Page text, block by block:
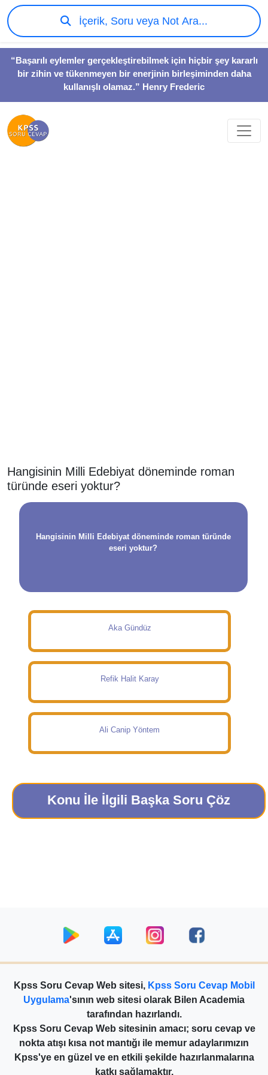
“Başarılı eylemler gerçekleştirebilmek için hiçbir şey kararlı
bir zihin ve tükenmeyen bir enerjinin birleşiminden daha
kullanışlı olamaz.” Henry Frederic
İçerik, Soru veya Not Ara...
Hangisinin Milli Edebiyat döneminde roman
türünde eseri yoktur?
Hangisinin Milli Edebiyat döneminde roman türünde
eseri yoktur?
Aka Gündüz
Refik Halit Karay
Ali Canip Yöntem
Konu İle İlgili Başka Soru Çöz
Kpss Soru Cevap Web sitesi, Kpss Soru Cevap Mobil
Uygulama'sının web sitesi olarak Bilen Academia
tarafından hazırlandı.
Kpss Soru Cevap Web sitesinin amacı; soru cevap ve
nokta atışı kısa not mantığı ile memur adaylarımızın
Kpss'ye en güzel ve en etkili şekilde hazırlanmalarına
katkı sağlamaktır.